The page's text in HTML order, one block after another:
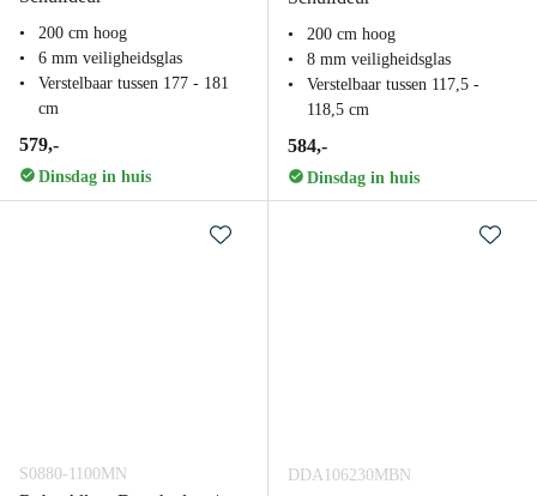
200 cm hoog
6 mm veiligheidsglas
Verstelbaar tussen 177 - 181
cm
579,-
Dinsdag in huis
200 cm hoog
8 mm veiligheidsglas
Verstelbaar tussen 117,5 -
118,5 cm
584,-
Dinsdag in huis
S0880-1100MN DDA106230MBN